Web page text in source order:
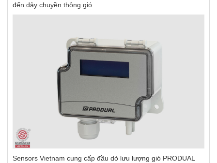
đến dây chuyền thông gió.
Sensors Vietnam cung cấp đầu dò lưu lượng gió PRODUAL